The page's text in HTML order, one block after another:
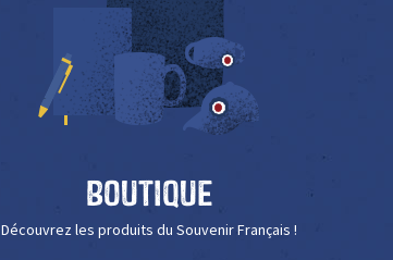
Boutique
Découvrez les produits du Souvenir Français !